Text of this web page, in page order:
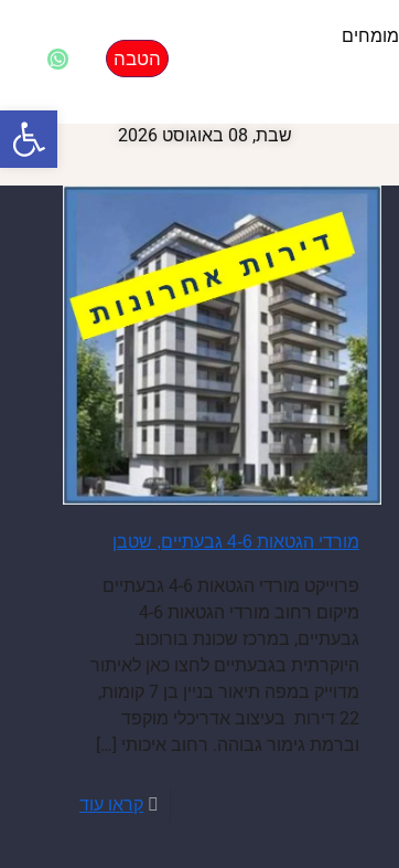
מומחים
הטבה
שבת, 08 באוגוסט 2026
מורדי הגטאות 4-6 גבעתיים, שטבן
פרוייקט מורדי הגטאות 4-6 גבעתיים
מיקום רחוב מורדי הגטאות 4-6
גבעתיים, במרכז שכונת בורוכוב
היוקרתית בגבעתיים לחצו כאן לאיתור
מדוייק במפה תיאור בניין בן 7 קומות,
22 דירות בעיצוב אדריכלי מוקפד
וברמת גימור גבוהה. רחוב איכותי […]
קראו עוד
פתח